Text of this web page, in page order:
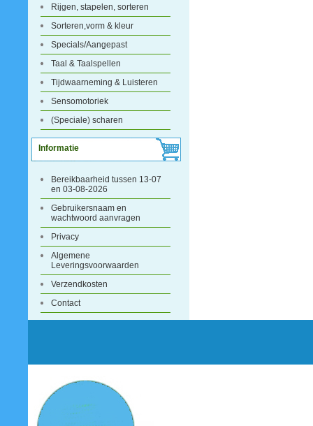
Rijgen, stapelen, sorteren
Sorteren,vorm & kleur
Specials/Aangepast
Taal & Taalspellen
Tijdwaarneming & Luisteren
Sensomotoriek
(Speciale) scharen
Informatie
Bereikbaarheid tussen 13-07
en 03-08-2026
Gebruikersnaam en
wachtwoord aanvragen
Privacy
Algemene
Leveringsvoorwaarden
Verzendkosten
Contact